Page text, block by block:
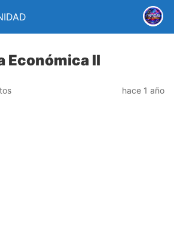
Económica II
hace 1 año